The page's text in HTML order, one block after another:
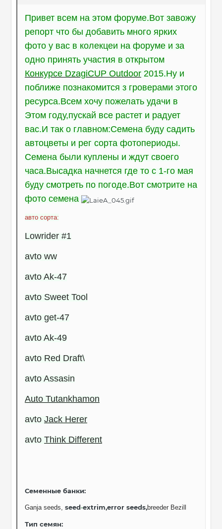
Привет всем на этом форуме.Вот завожу
репорт что бы добавить много ярких
фото у вас в колекцеи на форуме и за
одно принять участия в открытом
Конкурсе DzagiCUP Outdoor 2015.Ну и
поближе познакомится з гроверами этого
ресурса.Всем хочу пожелать удачи в
Этом году,пускай все растет и радует
вас.И так о главном:Семена буду садить
автоцветы и рег сорта фотопериоды.
Семена были куплены и ждут своего
часа.Высадка начнется где то с 1-го мая
буду смотреть по погоде.Вот смотрите на
фото семена
авто сорта:
Lowrider #1
avto ww
avto Ak-47
avto Sweet Tool
avto get-47
avto Ak-49
avto Red Draft\
avto Assasin
Auto Tutankhamon
avto Jack Herer
avto Think Different
Семенные банки:
Ganja seeds, seed-extrim,error seeds,breeder Bezill
Тип семян: